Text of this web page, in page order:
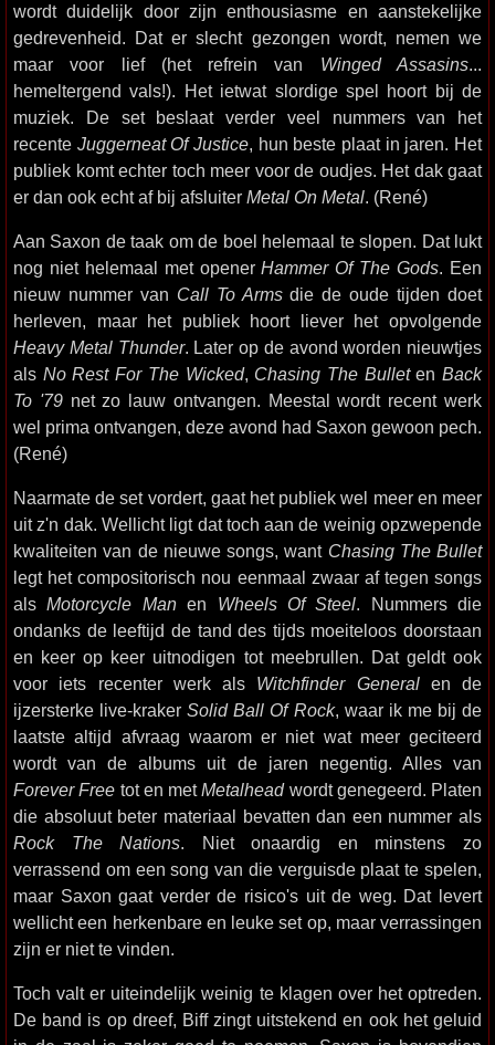
wordt duidelijk door zijn enthousiasme en aanstekelijke
gedrevenheid. Dat er slecht gezongen wordt, nemen we
maar voor lief (het refrein van Winged Assasins...
hemeltergend vals!). Het ietwat slordige spel hoort bij de
muziek. De set beslaat verder veel nummers van het
recente Juggerneat Of Justice, hun beste plaat in jaren. Het
publiek komt echter toch meer voor de oudjes. Het dak gaat
er dan ook echt af bij afsluiter Metal On Metal. (René)
Aan Saxon de taak om de boel helemaal te slopen. Dat lukt
nog niet helemaal met openerHammer Of The Gods. Een
nieuw nummer van Call To Armsdie de oude tijden doet
herleven, maar het publiek hoort liever het opvolgende
Heavy Metal Thunder. Later op de avond worden nieuwtjes
als No Rest For The Wicked, Chasing The BulletenBack
To '79net zo lauw ontvangen. Meestal wordt recent werk
wel prima ontvangen, deze avond had Saxon gewoon pech.
(René)
Naarmate de set vordert, gaat het publiek wel meer en meer
uit z'n dak. Wellicht ligt dat toch aan de weinig opzwepende
kwaliteiten van de nieuwe songs, want Chasing The Bullet
legt het compositorisch nou eenmaal zwaar af tegen songs
alsMotorcycle Manen Wheels Of Steel. Nummers die
ondanks de leeftijd de tand des tijds moeiteloos doorstaan
en keer op keer uitnodigen tot meebrullen. Dat geldt ook
voor iets recenter werk als Witchfinder Generalen de
ijzersterke live-krakerSolid Ball Of Rock, waar ik me bij de
laatste altijd afvraag waarom er niet wat meer geciteerd
wordt van de albums uit de jaren negentig. Alles van
Forever Free tot en metMetalheadwordt genegeerd. Platen
die absoluut beter materiaal bevatten dan een nummer als
Rock The Nations. Niet onaardig en minstens zo
verrassend om een song van die verguisde plaat te spelen,
maar Saxon gaat verder de risico's uit de weg. Dat levert
wellicht een herkenbare en leuke set op, maar verrassingen
zijn er niet te vinden.
Toch valt er uiteindelijk weinig te klagen over het optreden.
De band is op dreef, Biff zingt uitstekend en ook het geluid